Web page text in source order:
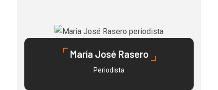
María José Rasero
Periodista